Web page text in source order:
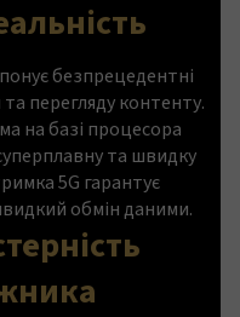
безпрецедентні
перегляду контенту.
на базі процесора
та швидку
5G гарантує
обмін даними.